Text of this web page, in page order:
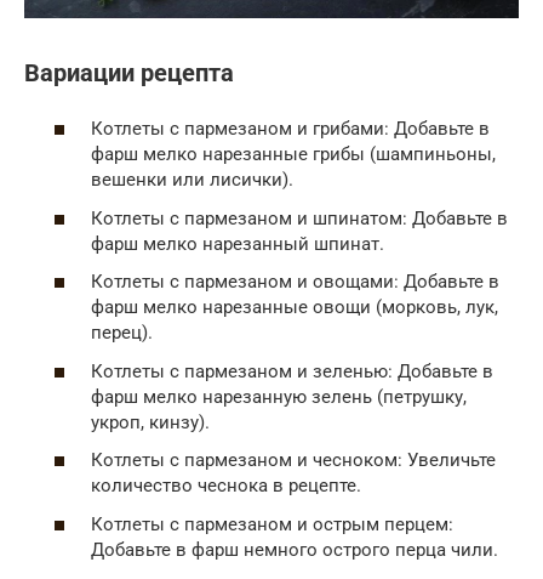
Вариации рецепта
Котлеты с пармезаном и грибами: Добавьте в
фарш мелко нарезанные грибы (шампиньоны,
вешенки или лисички).
Котлеты с пармезаном и шпинатом: Добавьте в
фарш мелко нарезанный шпинат.
Котлеты с пармезаном и овощами: Добавьте в
фарш мелко нарезанные овощи (морковь, лук,
перец).
Котлеты с пармезаном и зеленью: Добавьте в
фарш мелко нарезанную зелень (петрушку,
укроп, кинзу).
Котлеты с пармезаном и чесноком: Увеличьте
количество чеснока в рецепте.
Котлеты с пармезаном и острым перцем:
Добавьте в фарш немного острого перца чили.